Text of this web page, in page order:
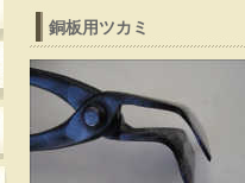
直徳オリジナル鋏
銅板用ツカミ